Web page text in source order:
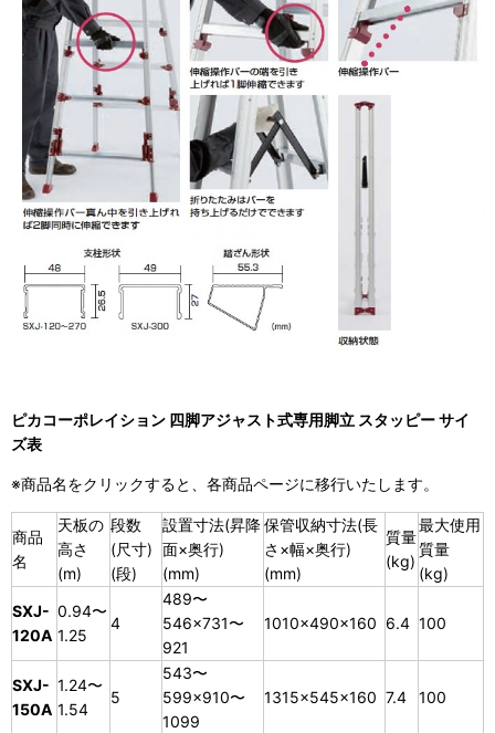
ピカコーポレイション 四脚アジャスト式専用脚立 スタッピー サイ
ズ表
※商品名をクリックすると、各商品ページに移行いたします。
商品
名
天板の
高さ
(m)
段数
(尺寸)
(段)
設置寸法(昇降
面×奥行)
(mm)
保管収納寸法(長
さ×幅×奥行)
(mm)
質量
(kg)
最大使用
質量
(kg)
SXJ-
120A
0.94〜
1.25
4
489〜
546×731〜
921
1010×490×160 6.4 100
SXJ-
150A
1.24〜
1.54
5
543〜
599×910〜
1099
1315×545×160 7.4 100